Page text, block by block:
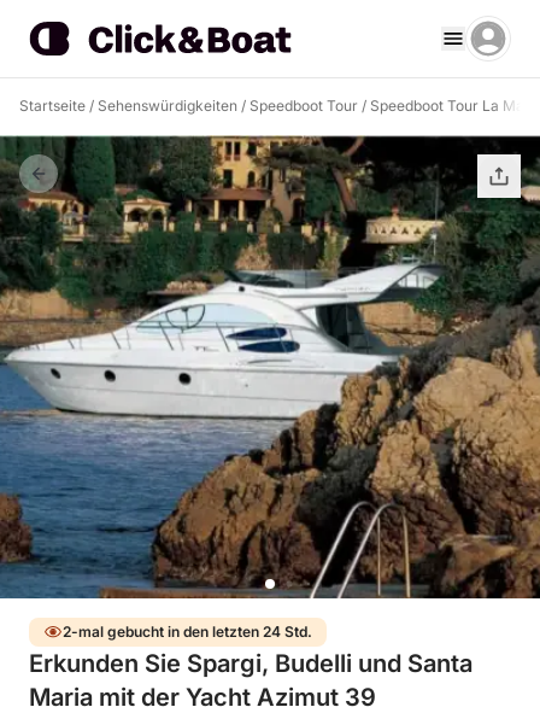
Startseite / Sehenswürdigkeiten / Speedboot Tour / Speedboot Tour La
2-mal gebucht in den letzten 24 Std.
Erkunden Sie Spargi, Budelli und Santa
Maria mit der Yacht Azimut 39